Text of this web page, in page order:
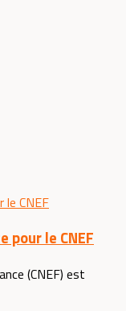
le CNEF
(CNEF) est